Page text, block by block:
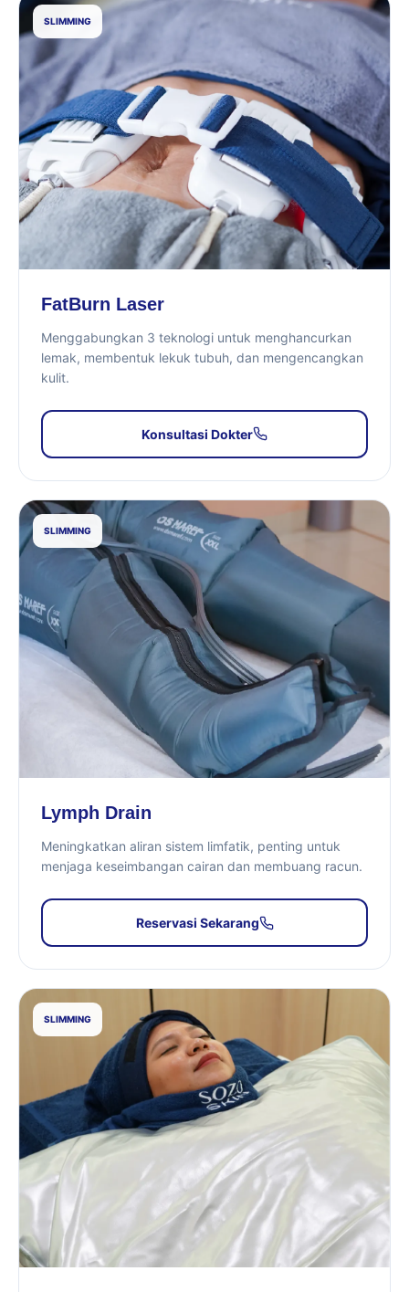
SLIMMING
FatBurn Laser
Menggabungkan 3 teknologi untuk menghancurkan
lemak, membentuk lekuk tubuh, dan mengencangkan
kulit.
Konsultasi Dokter
SLIMMING
Lymph Drain
Meningkatkan aliran sistem limfatik, penting untuk
menjaga keseimbangan cairan dan membuang racun.
Reservasi Sekarang
SLIMMING